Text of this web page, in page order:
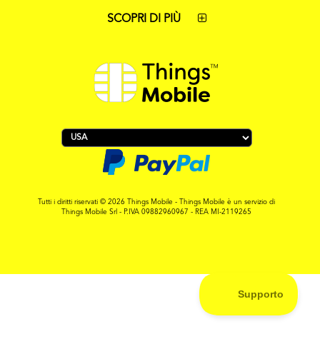
SCOPRI DI PIÙ
Tutti i diritti riservati © 2026 Things Mobile - Things Mobile è un servizio di
Things Mobile Srl - P.IVA 09882960967 - REA MI-2119265